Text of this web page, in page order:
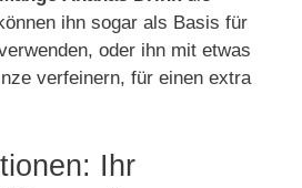
ihn sogar als Basis für
oder ihn mit etwas
verfeinern, für einen extra
Ihr